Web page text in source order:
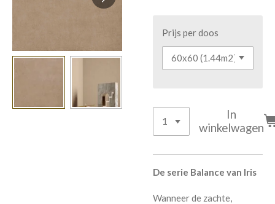
Prijs per doos
In
winkelwagen
De serie Balance van Iris
Wanneer de zachte,